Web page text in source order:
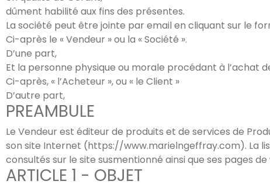
dûment habilité aux fins des présentes.
La société peut être jointe par email en cliquant sur le
Ci-après le « Vendeur » ou la « Société ».
D’une part,
Et la personne physique ou morale procédant à l’achat
Ci-après, « l’Acheteur », ou « le Client »
D’autre part,
PREAMBULE
Le Vendeur est éditeur de produits et de services de
son site Internet (https://www.marielngeffray.com). La
consultés sur le site susmentionné ainsi que ses pages de
ARTICLE 1 - OBJET